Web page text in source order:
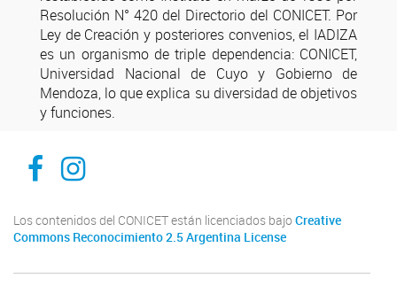
Resolución N° 420 del Directorio del CONICET. Por
Ley de Creación y posteriores convenios, el IADIZA
es un organismo de triple dependencia: CONICET,
Universidad Nacional de Cuyo y Gobierno de
Mendoza, lo que explica su diversidad de objetivos
y funciones.
Facebook
Instagram
Los contenidos del CONICET están licenciados bajo Creative
Commons Reconocimiento 2.5 Argentina License